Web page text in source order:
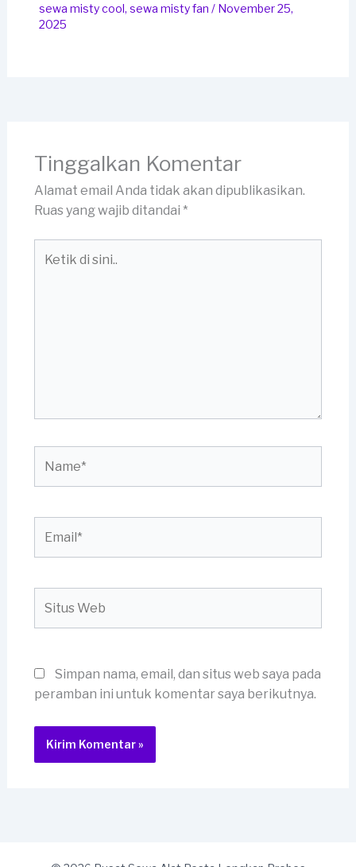
sewa misty cool, sewa misty fan / November 25,
2025
Tinggalkan Komentar
Alamat email Anda tidak akan dipublikasikan.
Ruas yang wajib ditandai *
Web
Simpan nama, email, dan situs web saya pada
peramban ini untuk komentar saya berikutnya.